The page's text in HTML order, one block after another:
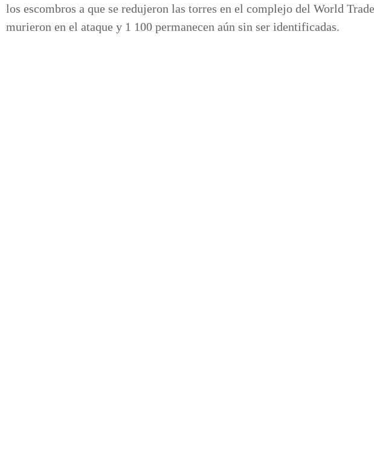
los escombros a que se redujeron las torres en el complejo del World
murieron en el ataque y 1 100 permanecen aún sin ser identificadas.